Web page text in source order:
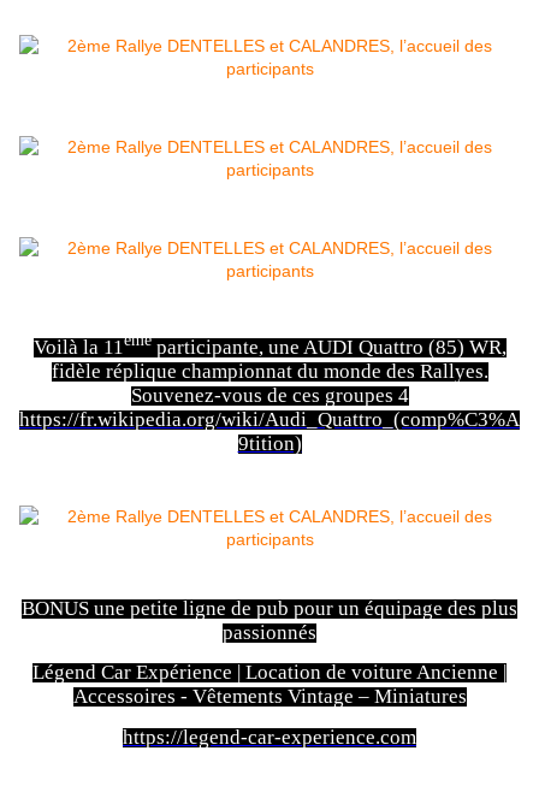
Voilà la 11èmeparticipante, une AUDI Quattro (85) WR,
fidèle réplique championnat du monde des Rallyes.
Souvenez-vous de ces groupes 4
https://fr.wikipedia.org/wiki/Audi_Quattro_(comp%C3%A
9tition)
BONUS une petite ligne de pub pour un équipage des plus
passionnés
Légend Car Expérience | Location de voiture Ancienne |
Accessoires - Vêtements Vintage – Miniatures
https://legend-car-experience.com